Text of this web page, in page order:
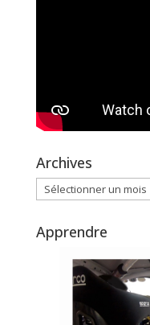
Archives
Archives
Apprendre